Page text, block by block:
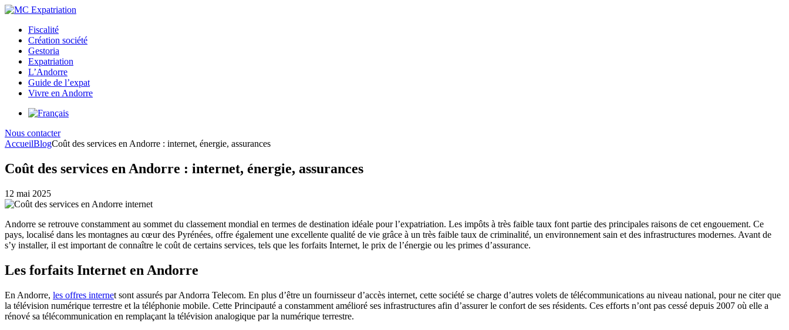
Fiscalité
Création société
Gestoria
Expatriation
L’Andorre
Guide de l’expat
Vivre en Andorre
Nous contacter
AccueilBlogCoût des services en Andorre : internet, énergie, assurances
Coût des services en Andorre : internet, énergie, assurances
12 mai 2025
Andorre se retrouve constamment au sommet du classement mondial en termes de destination idéale pour l’expatriation. Les impôts à très faible taux font partie des principales raisons de cet engouement. Ce
pays, localisé dans les montagnes au cœur des Pyrénées, offre également une excellente qualité de vie grâce à un très faible taux de criminalité, un environnement sain et des infrastructures modernes. Avant de
s’y installer, il est important de connaître le coût de certains services, tels que les forfaits Internet, le prix de l’énergie ou les primes d’assurance.
Les forfaits Internet en Andorre
En Andorre, les offres internet sont assurés par Andorra Telecom. En plus d’être un fournisseur d’accès internet, cette société se charge d’autres volets de télécommunications au niveau national, pour ne citer que
la télévision numérique terrestre et la téléphonie mobile. Cette Principauté a constamment amélioré ses infrastructures afin d’assurer le confort de ses résidents. Ces efforts n’ont pas cessé depuis 2007 où elle a
rénové sa télécommunication en remplaçant la télévision analogique par la numérique terrestre.